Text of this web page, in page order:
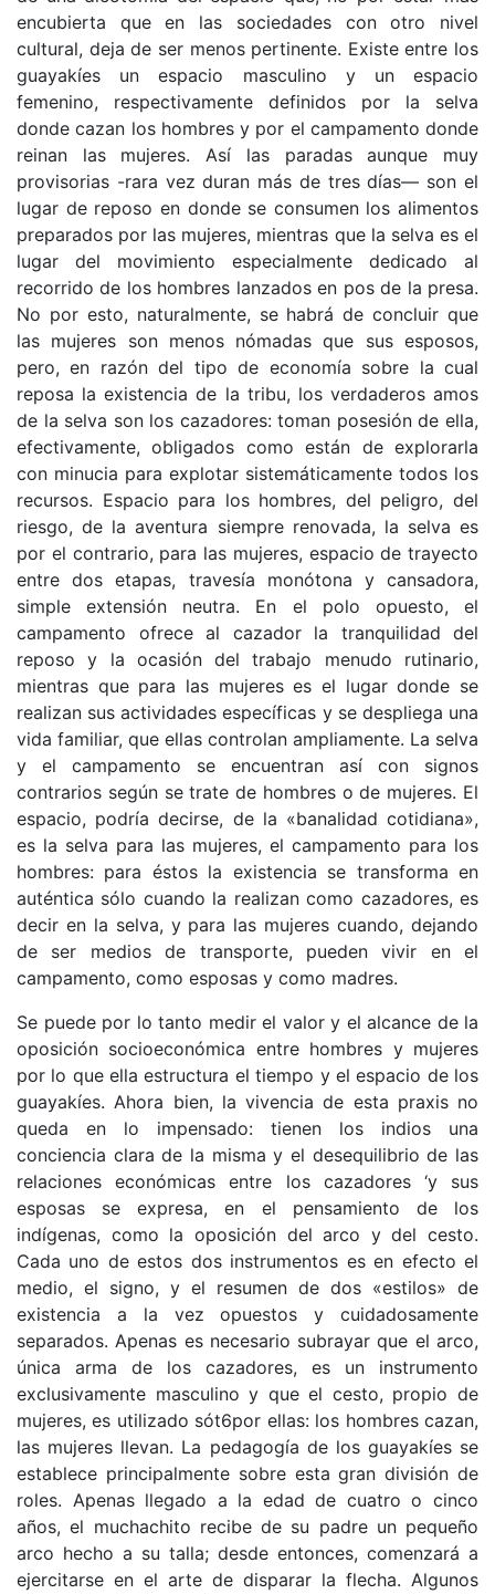
encubierta que en las sociedades con otro nivel
cultural, deja de ser menos pertinente. Existe entre los
guayakíes un espacio masculino y un espacio
femenino, respectivamente definidos por la selva
donde cazan los hombres y por el campamento donde
reinan las mujeres. Así las paradas aunque muy
provisorias -rara vez duran más de tres días— son el
lugar de reposo en donde se consumen los alimentos
preparados por las mujeres, mientras que la selva es el
lugar del movimiento especialmente dedicado al
recorrido de los hombres lanzados en pos de la presa.
No por esto, naturalmente, se habrá de concluir que
las mujeres son menos nómadas que sus esposos,
pero, en razón del tipo de economía sobre la cual
reposa la existencia de la tribu, los verdaderos amos
de la selva son los cazadores: toman posesión de ella,
efectivamente, obligados como están de explorarla
con minucia para explotar sistemáticamente todos los
recursos. Espacio para los hombres, del peligro, del
riesgo, de la aventura siempre renovada, la selva es
por el contrario, para las mujeres, espacio de trayecto
entre dos etapas, travesía monótona y cansadora,
simple extensión neutra. En el polo opuesto, el
campamento ofrece al cazador la tranquilidad del
reposo y la ocasión del trabajo menudo rutinario,
mientras que para las mujeres es el lugar donde se
realizan sus actividades específicas y se despliega una
vida familiar, que ellas controlan ampliamente. La selva
y el campamento se encuentran así con signos
contrarios según se trate de hombres o de mujeres. El
espacio, podría decirse, de la «banalidad cotidiana»,
es la selva para las mujeres, el campamento para los
hombres: para éstos la existencia se transforma en
auténtica sólo cuando la realizan como cazadores, es
decir en la selva, y para las mujeres cuando, dejando
de ser medios de transporte, pueden vivir en el
campamento, como esposas y como madres.
Se puede por lo tanto medir el valor y el alcance de la
oposición socioeconómica entre hombres y mujeres
por lo que ella estructura el tiempo y el espacio de los
guayakíes. Ahora bien, la vivencia de esta praxis no
queda en lo impensado: tienen los indios una
conciencia clara de la misma y el desequilibrio de las
relaciones económicas entre los cazadores ‘y sus
esposas se expresa, en el pensamiento de los
indígenas, como la oposición del arco y del cesto.
Cada uno de estos dos instrumentos es en efecto el
medio, el signo, y el resumen de dos «estilos» de
existencia a la vez opuestos y cuidadosamente
separados. Apenas es necesario subrayar que el arco,
única arma de los cazadores, es un instrumento
exclusivamente masculino y que el cesto, propio de
mujeres, es utilizado sót6por ellas: los hombres cazan,
las mujeres llevan. La pedagogía de los guayakíes se
establece principalmente sobre esta gran división de
roles. Apenas llegado a la edad de cuatro o cinco
años, el muchachito recibe de su padre un pequeño
arco hecho a su talla; desde entonces, comenzará a
ejercitarse en el arte de disparar la flecha. Algunos